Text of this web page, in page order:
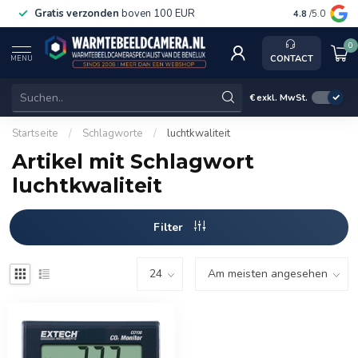
Gratis verzonden boven 100 EUR Service,
4.8 /5.0
MENU CONTACT
0
€exkl. MwSt.
Startseite / Schlagworte / luchtkwaliteit
Artikel mit Schlagwort
luchtkwaliteit
Filter